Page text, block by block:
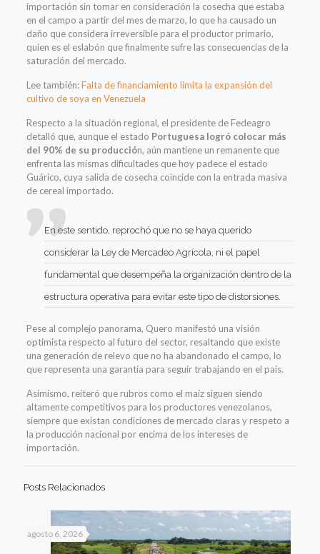
importación sin tomar en consideración la cosecha que estaba
en el campo a partir del mes de marzo, lo que ha causado un
daño que considera irreversible para el productor primario,
quien es el eslabón que finalmente sufre las consecuencias de la
saturación del mercado.
Lee también:Falta de financiamiento limita la expansión del
cultivo de soya en Venezuela
Respecto a la situación regional, el presidente de Fedeagro
detalló que, aunque el estado Portuguesa logró colocar más
del 90% de su producción, aún mantiene un remanente que
enfrenta las mismas dificultades que hoy padece el estado
Guárico, cuya salida de cosecha coincide con la entrada masiva
de cereal importado.
En este sentido, reprochó que no se haya querido
considerar la Ley de Mercadeo Agrícola, ni el papel
fundamental que desempeña la organización dentro de la
estructura operativa para evitar este tipo de distorsiones.
Pese al complejo panorama, Quero manifestó una visión
optimista respecto al futuro del sector, resaltando que existe
una generación de relevo que no ha abandonado el campo, lo
que representa una garantía para seguir trabajando en el país.
Asimismo, reiteró que rubros como el maíz siguen siendo
altamente competitivos para los productores venezolanos,
siempre que existan condiciones de mercado claras y respeto a
la producción nacional por encima de los intereses de
importación.
Posts Relacionados
agosto 6, 2026